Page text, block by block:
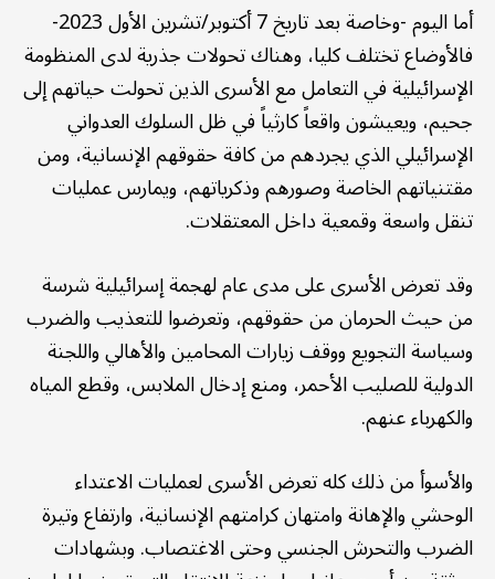
أما اليوم -وخاصة بعد تاريخ 7 أكتوبر/تشرين الأول 2023-
فالأوضاع تختلف كليا، وهناك تحولات جذرية لدى المنظومة
الإسرائيلية في التعامل مع الأسرى الذين تحولت حياتهم إلى
جحيم، ويعيشون واقعاً كارثياً في ظل السلوك العدواني
الإسرائيلي الذي يجردهم من كافة حقوقهم الإنسانية، ومن
مقتنياتهم الخاصة وصورهم وذكرياتهم، ويمارس عمليات
تنقل واسعة وقمعية داخل المعتقلات.
وقد تعرض الأسرى على مدى عام لهجمة إسرائيلية شرسة
من حيث الحرمان من حقوقهم، وتعرضوا للتعذيب والضرب
وسياسة التجويع ووقف زيارات المحامين والأهالي واللجنة
الدولية للصليب الأحمر، ومنع إدخال الملابس، وقطع المياه
والكهرباء عنهم.
والأسوأ من ذلك كله تعرض الأسرى لعمليات الاعتداء
الوحشي والإهانة وامتهان كرامتهم الإنسانية، وارتفاع وتيرة
الضرب والتحرش الجنسي وحتى الاغتصاب. وبشهادات